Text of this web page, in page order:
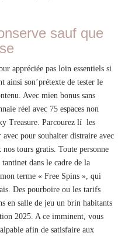
sauf que
appréciée pas loin essentiels si
ainsi son’prétexte de tester le
Avec mien bonus sans
réel avec 75 espaces non
Treasure. Parcourez lí les
pour souhaiter distraire avec
tours gratis. Toute personne
dans le cadre de la
terme « Free Spins », qui
Des pourboire ou les tarifs
en salle de jeu un brin habitants
2025. A ce imminent, vous
afin de satisfaire aux